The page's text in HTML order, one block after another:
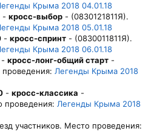
Крыма 2018 04.01.18
- кросс-выбор - (0830121811Я).
Крыма 2018 05.01.18
- кросс-спринт - (0830011811Я).
Крыма 2018 06.01.18
- кросс-лонг-общий старт -
проведения: Легенды Крыма 2018
- кросс-классика -
проведения: Легенды Крыма 2018
участников. Место проведения: